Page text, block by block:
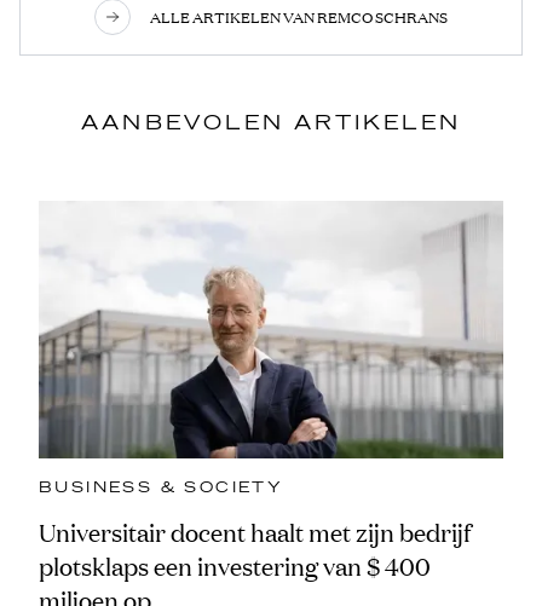
ALLE ARTIKELEN VAN REMCO SCHRANS
AANBEVOLEN ARTIKELEN
BUSINESS & SOCIETY
Universitair docent haalt met zijn bedrijf
plotsklaps een investering van $ 400